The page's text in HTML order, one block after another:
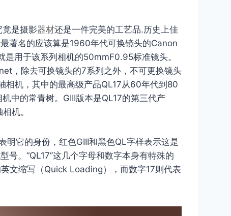
是摄影器材还是一件完美的工艺品.历史上佳
著名的应该算是1960年代可换镜头的Canon
用于该系列相机的50mmF0.95标准镜头。
，除去可换镜头的7系列之外，不可更换镜头
相机，其中的最高级产品QL17从60年代到80
中的常青树。GIII版本是QL17的第三代产
机。
明它的身份，红色GIII和黑色QL字样表示这是
号。“QL17”这几个字母和数字本身有特殊的
文缩写（Quick Loading），而数字17则代表